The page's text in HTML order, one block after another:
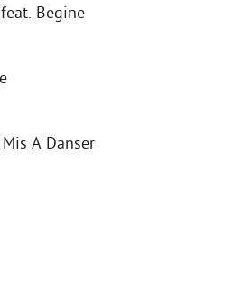
Begine
A Danser